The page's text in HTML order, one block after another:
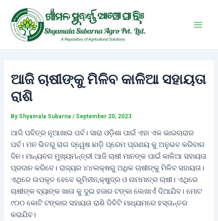
content
ଆଜି ଚାଷୀଙ୍କୁ ମିଳିବ କାଳିଆ ସହାୟତା
ରାଶି
By Shyamala Subarna/ September 20, 2023
ଆଜି ପବିତ୍ର ନୂଆଖାଇ ପର୍ବ। ସାରା ଓଡ଼ିଶା ପାଇଁ ଏହା ଏକ ଭାଇଚାରାର
ପର୍ବ। ମନ ଭିତରୁ ରାଗ ଦ୍ୱେଷ ଛାଡ଼ି ପ୍ରେମ ପ୍ରଣୟ କୁ ଅନୁଭବ କରିବାର
ଦିନ। ମାନ୍ୟବର ମୁଖ୍ୟମନ୍ତ୍ରୀ ଆଜି ଚାଷୀ ମାନଙ୍କ ପାଇଁ କାଳିଆ ସହାୟତା
ପ୍ରଦାନ କରିବେ। ରାଜ୍ୟର ୪୪ଲକ୍ଷରୁ ଅଧିକ ଚାଷୀଙ୍କୁ ମିଳିବ ସହାୟତା।
ଏଥିରେ ଉପକୃତ ହେବେ ଭୂମିହୀନ,କ୍ଷୁଦ୍ର ଓ ନାମମାତ୍ର ଚାଷୀ। ଏଥିରେ
ଚାଷୀଙ୍କ ବ୍ୟାଙ୍କ ଖାତା କୁ ଦୁଇ ହଜାର ଟଙ୍କା ଲେଖାଏଁ ଦିଆଯିବ। ମୋଟ
୯୦୦ କୋଟି ଟଙ୍କାର ସହାୟତା ରାଶି ଡିବିଟି ମାଧ୍ୟମରେ ହସ୍ତାନ୍ତର
କରାଯିବ।
navigation